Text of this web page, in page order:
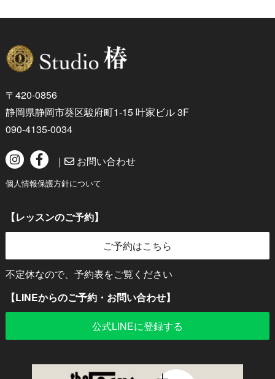
〒420-0856
静岡県静岡市葵区駿府町1-15 叶家ビル 3F
090-4135-0034
｜ お問い合わせ
個人情報保護方針について
【レッスンのご予約】
ご予約はこちら
不定休なので、予約表をご覧ください
【LINEからのご予約・お問い合わせ】
公式LINEに登録する